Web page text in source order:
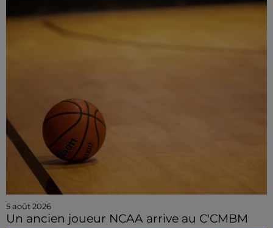
5 août 2026
Un ancien joueur NCAA arrive au C'CMBM